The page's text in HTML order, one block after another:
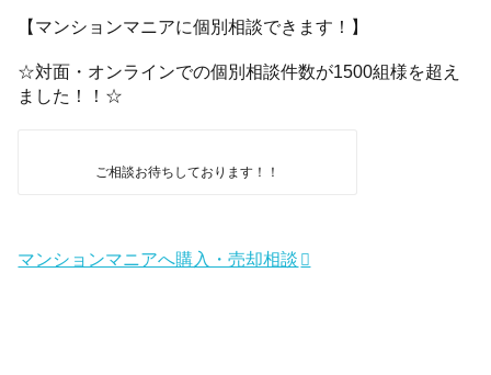
【マンションマニアに個別相談できます！】
☆対面・オンラインでの個別相談件数が1500組様を超え
ました！！☆
ご相談お待ちしております！！
マンションマニアへ購入・売却相談